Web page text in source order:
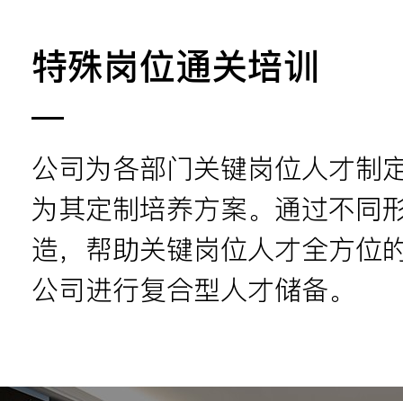
特殊岗位通关培训
公司为各部门关键岗位人才制
为其定制培养方案。通过不同
造，帮助关键岗位人才全方位
公司进行复合型人才储备。